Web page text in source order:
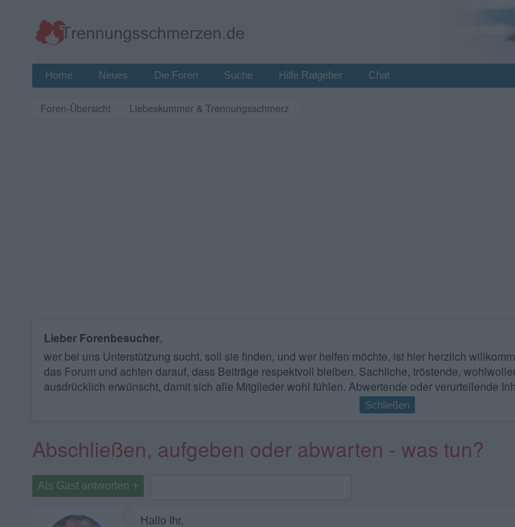
Home Neues Die Foren Suche Hilfe Ratgeber Chat
Foren-Übersicht Liebeskummer & Trennungsschmerz
Lieber Forenbesucher,
wer bei uns Unterstützung sucht, soll sie finden, und wer helfen möchte, ist hier herzlich
das Forum und achten darauf, dass Beiträge respektvoll bleiben. Sachliche, tröstende,
ausdrücklich erwünscht, damit sich alle Mitglieder wohl fühlen. Abwertende oder verurteilende
Schließen
Abschließen, aufgeben oder abwarten - was tun?
Als Gast antworten +
Hallo Ihr,